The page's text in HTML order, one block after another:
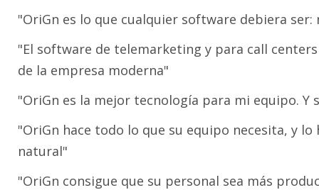
"OriGn es lo que cualquier software debiera
"El software de telemarketing y para call
de la empresa moderna"
"OriGn es la mejor tecnología para mi equipo. Y
"OriGn hace todo lo que su equipo necesita, y
natural"
"OriGn consigue que su personal sea más